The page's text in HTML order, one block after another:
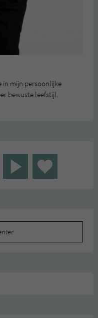
in mijn persoonlijke
bewuste leefstijl.